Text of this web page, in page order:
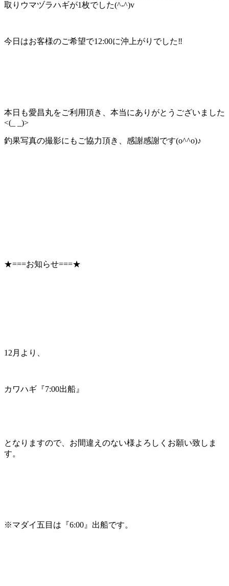
取りウマヅラハギが1枚でした(^-^)v
今日はお客様のご希望で12:00に沖上がりでした‼️
本日も愛昌丸をご利用頂き、本当にありがとうございました
<(_ _)>
釣果写真の撮影にもご協力頂き、感謝感謝です(o^^o)♪
★===お知らせ===★
12月より、
カワハギ『7:00出船』
となりますので、お間違えのない様よろしくお願い致しま
す。
※マダイ五目は『6:00』出船です。